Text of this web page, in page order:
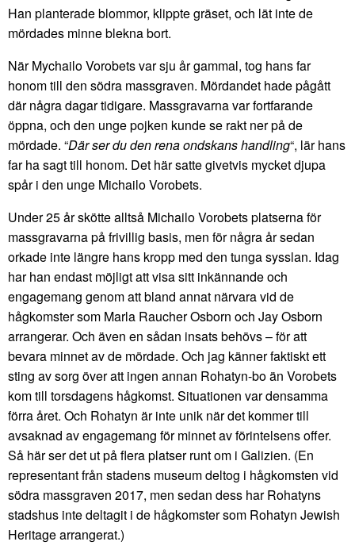
Han planterade blommor, klippte gräset, och lät inte de
mördades minne blekna bort.
När Mychailo Vorobets var sju år gammal, tog hans far
honom till den södra massgraven. Mördandet hade pågått
där några dagar tidigare. Massgravarna var fortfarande
öppna, och den unge pojken kunde se rakt ner på de
mördade. “Där ser du den rena ondskans handling“, lär hans
far ha sagt till honom. Det här satte givetvis mycket djupa
spår i den unge Michailo Vorobets.
Under 25 år skötte alltså Michailo Vorobets platserna för
massgravarna på frivillig basis, men för några år sedan
orkade inte längre hans kropp med den tunga sysslan. Idag
har han endast möjligt att visa sitt inkännande och
engagemang genom att bland annat närvara vid de
hågkomster som Marla Raucher Osborn och Jay Osborn
arrangerar. Och även en sådan insats behövs – för att
bevara minnet av de mördade. Och jag känner faktiskt ett
sting av sorg över att ingen annan Rohatyn-bo än Vorobets
kom till torsdagens hågkomst. Situationen var densamma
förra året. Och Rohatyn är inte unik när det kommer till
avsaknad av engagemang för minnet av förintelsens offer.
Så här ser det ut på flera platser runt om i Galizien. (En
representant från stadens museum deltog i hågkomsten vid
södra massgraven 2017, men sedan dess har Rohatyns
stadshus inte deltagit i de hågkomster som Rohatyn Jewish
Heritage arrangerat.)